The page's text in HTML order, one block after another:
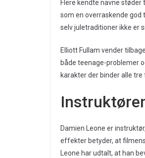
Flere kendte navne
som en overraskende god
selv juletraditioner ikke er
Elliott Fullam vender
både teenage-problemer
karakter der binder alle tre
Damien Leone er
effekter betyder, at
Leone har udtalt, at han